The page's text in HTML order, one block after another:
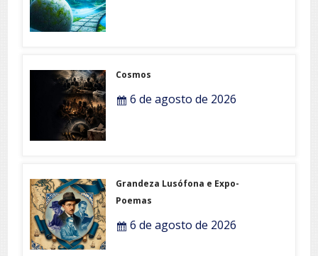
Cosmos
6 de agosto de 2026
Grandeza Lusófona e Expo-
Poemas
6 de agosto de 2026